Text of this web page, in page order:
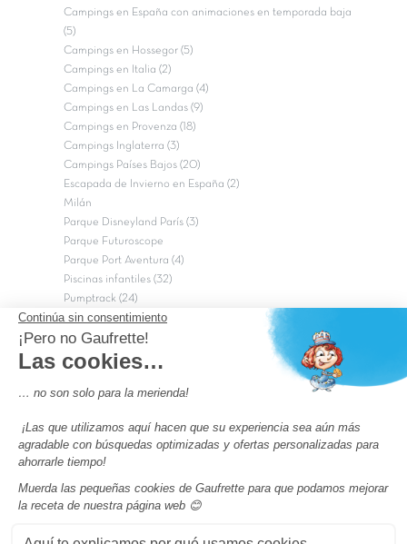
Campings en España con animaciones en temporada baja
(5)
Campings en Hossegor (5)
Campings en Italia (2)
Campings en La Camarga (4)
Campings en Las Landas (9)
Campings en Provenza (18)
Campings Inglaterra (3)
Campings Países Bajos (20)
Escapada de Invierno en España (2)
Milán
Parque Disneyland París (3)
Parque Futuroscope
Parque Port Aventura (4)
Piscinas infantiles (32)
Pumptrack (24)
Puy du Fou (2)
Roma
Semana Santa (17)
Campings de 4 estrellas en Francia
Los camping con piscinas en Francia
Camping Barcelona
Camping Murcia
Camping Costa Brava
Camping Costa daurada